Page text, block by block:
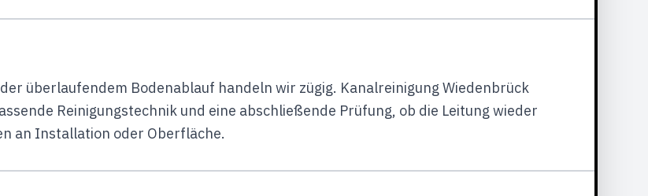
überlaufendem Bodenablauf handeln wir zügig. Kanalreinigung Wiedenbrück
Reinigungstechnik und eine abschließende Prüfung, ob die Leitung wieder
an Installation oder Oberfläche.